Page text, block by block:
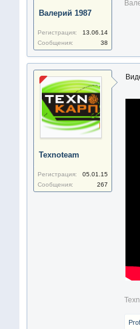
Валерий 1987
Регистрация:
13.06.14
Сообщения:
38
Texnoteam
Регистрация:
05.01.15
Сообщения:
267